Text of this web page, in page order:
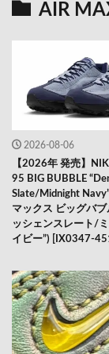
AIR
2026-08-06
【2026年 発売】
95 BIG BUBBLE
Slate/Midnight
マックス ビッグバ
ッシェンスレート/
イビー”) [IX0347-